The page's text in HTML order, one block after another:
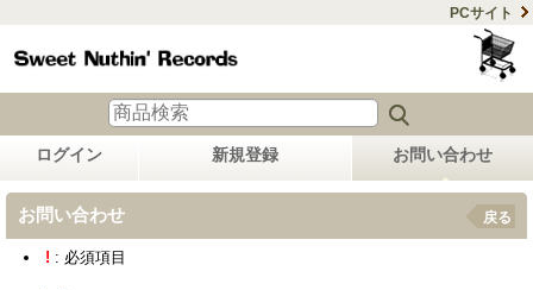
PCサイト
ログイン 新規登録 お問い合わせ
お問い合わせ 戻る
! : 必須項目